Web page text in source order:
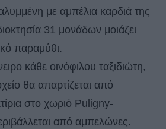
με αμπέλια καρδιά της
31 μονάδων μοιάζει
παραμύθι.
κάθε οινόφιλου ταξιδιώτη,
θα απαρτίζεται από
στο χωριό Puligny-
από αμπελώνες.